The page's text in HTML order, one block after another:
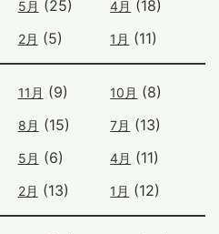
5月 (25) 4月 (18)
2月 (5) 1月 (11)
11月 (9) 10月 (8)
8月 (15) 7月 (13)
5月 (6) 4月 (11)
2月 (13) 1月 (12)